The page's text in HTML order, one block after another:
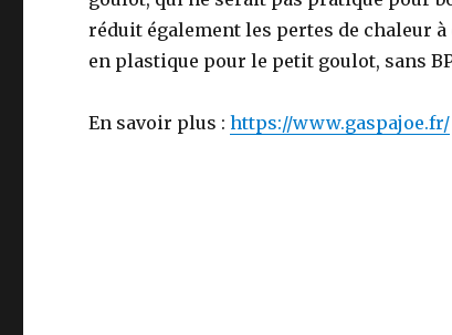
réduit également les pertes de chaleur
en plastique pour le petit goulot, sans
En savoir plus :https://www.gaspajoe.fr/